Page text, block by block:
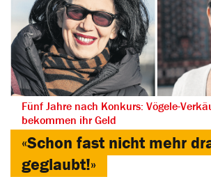
Fünf Jahre nach Konkurs: Vögele-
bekommen ihr Geld
«Schon fast nicht mehr
geglaubt!»